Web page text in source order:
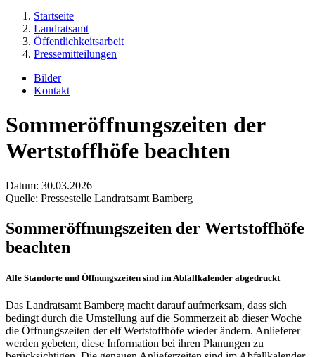
Startseite
Landratsamt
Öffentlichkeitsarbeit
Pressemitteilungen
Bilder
Kontakt
Sommeröffnungszeiten der
Wertstoffhöfe beachten
Datum: 30.03.2026
Quelle: Pressestelle Landratsamt Bamberg
Sommeröffnungszeiten der Wertstoffhöfe
beachten
Alle Standorte und Öffnungszeiten sind im Abfallkalender abgedruckt
Das Landratsamt Bamberg macht darauf aufmerksam, dass sich
bedingt durch die Umstellung auf die Sommerzeit ab dieser Woche
die Öffnungszeiten der elf Wertstoffhöfe wieder ändern. Anlieferer
werden gebeten, diese Information bei ihren Planungen zu